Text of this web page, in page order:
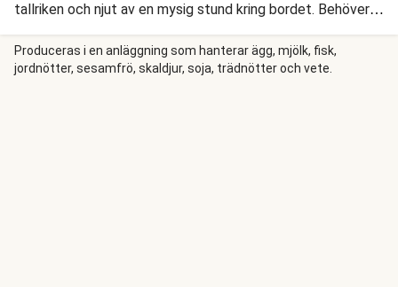
tallriken och njut av en mysig stund kring bordet. Behöver
maten stå på bordet nu ... eller nyss? Då är den här
snabbfixade rätten den perfekta lösningen. Vi värmer
naanbröd i ugnen och toppar dem med stekt kyckling och
Produceras i en anläggning som hanterar ägg, mjölk, fisk,
jordnötter, sesamfrö, skaldjur, soja, trädnötter och vete.